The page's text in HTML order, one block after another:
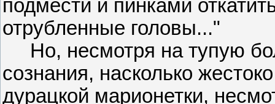
подмести и пинками
отрубленные головы..."
Но, несмотря на тупую
сознания, насколько
дурацкой марионетки,